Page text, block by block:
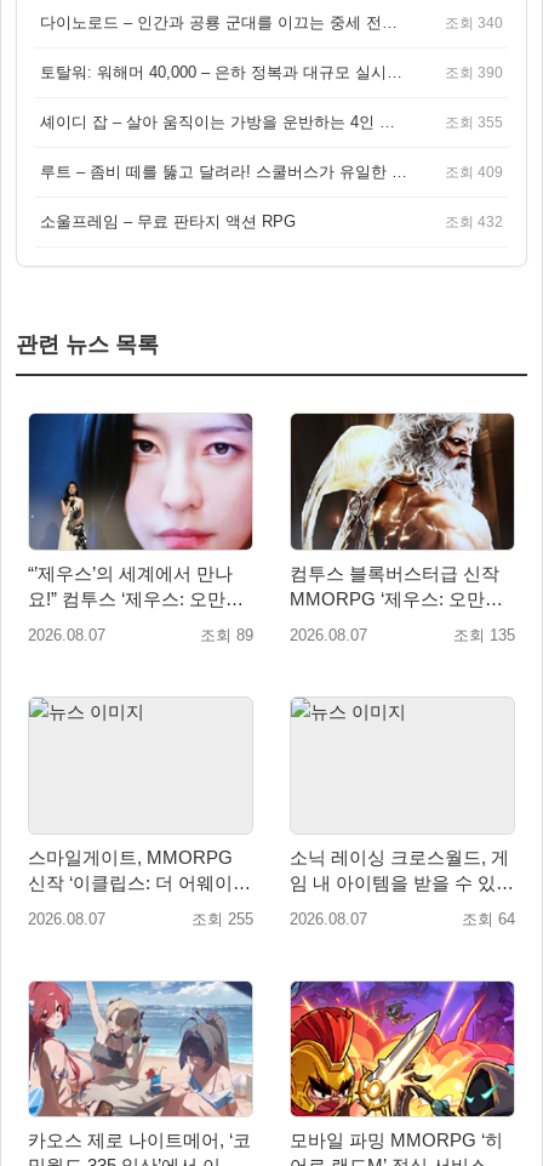
다이노로드 – 인간과 공룡 군대를 이끄는 중세 전략 액션 RPG 조회 340
토탈워: 워해머 40,000 – 은하 정복과 대규모 실시간 전투가 결합된 전략 게임! 조회 390
셰이디 잡 – 살아 움직이는 가방을 운반하는 4인 협동 물리 어드벤처 게임 조회 355
루트 – 좀비 떼를 뚫고 달려라! 스쿨버스가 유일한 집이 되는 4인 협동 생존 게임 조회 409
소울프레임 – 무료 판타지 액션 RPG 조회 432
관련 뉴스 목록
“’제우스’의 세계에서 만나
요!” 컴투스 ‘제우스: 오만의
신’ 쇼케이스 찾은 배우 박지
2026.08.07 조회 89
컴투스 블록버스터급 신작
MMORPG ‘제우스: 오만의
신’, 8월 26일 출시!
2026.08.07 조회 135
스마일게이트, MMORPG
신작 ‘이클립스: 더 어웨이크
닝’ 9월 10일 론칭!
2026.08.07 조회 255
소닉 레이싱 크로스월드, 게
임 내 아이템을 받을 수 있는
‘레전드 대회 라운드 7’ 개최!
2026.08.07 조회 64
카오스 제로 나이트메어, ‘코
모바일 파밍 MMORPG ‘히